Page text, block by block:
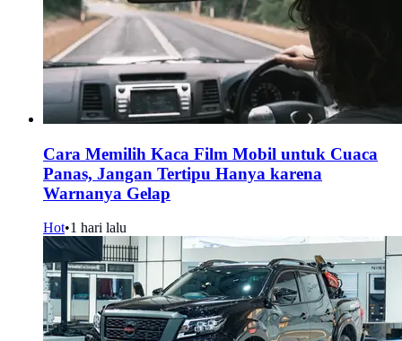
Cara Memilih Kaca Film Mobil untuk Cuaca
Panas, Jangan Tertipu Hanya karena
Warnanya Gelap
Hot•1 hari lalu